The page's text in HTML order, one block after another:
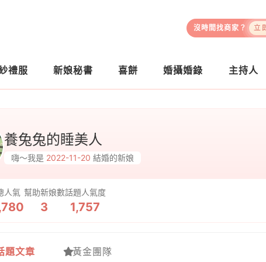
沒時間找商家？ 立
禮服 新娘秘書 喜餅 婚攝婚錄 主持人
養兔兔的睡美人
嗨～我是 2022-11-20 結婚的新娘
人氣 幫助新娘數
3
話題人氣度
1,757
題文章 黃金團隊